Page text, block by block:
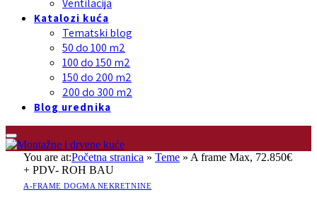
Ventilacija
Katalozi kuća
Tematski blog
50 do 100 m2
100 do 150 m2
150 do 200 m2
200 do 300 m2
Blog urednika
You are at:Početna stranica » Teme » A frame Max, 72.850€
+ PDV- ROH BAU
A-FRAME DOGMA NEKRETNINE